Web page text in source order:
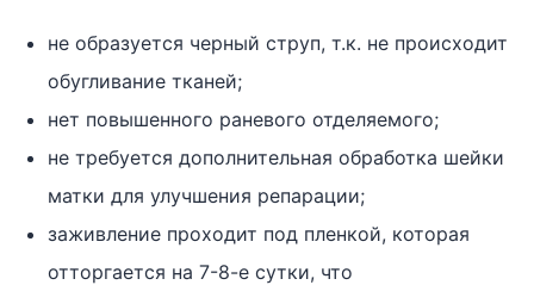
не образуется черный струп, т.к. не происходит
обугливание тканей;
нет повышенного раневого отделяемого;
не требуется дополнительная обработка шейки
матки для улучшения репарации;
заживление проходит под пленкой, которая
отторгается на 7-8-е сутки, что